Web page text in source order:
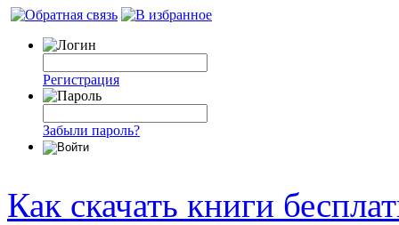
Регистрация
Забыли пароль?
Как скачать книги